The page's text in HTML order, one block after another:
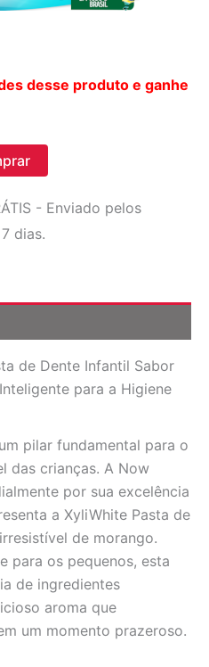
desse produto e ganhe
- Enviado pelos
dias.
de Dente Infantil Sabor
para a Higiene
pilar fundamental para o
das crianças. A Now
por sua excelência
a XyliWhite Pasta de
de morango.
para os pequenos, esta
de ingredientes
aroma que
um momento prazeroso.